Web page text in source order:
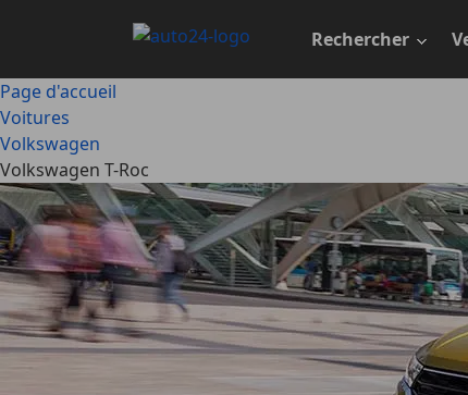
principal
Rechercher
Page d'accueil
Voitures
Volkswagen
Volkswagen T-Roc